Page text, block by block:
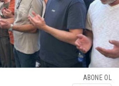
ABONE OL